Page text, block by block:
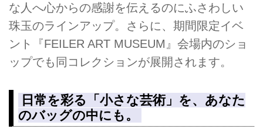
な人へ心からの感謝を伝えるのにふさわしい
珠玉のラインアップ。さらに、期間限定イベ
ント『FEILER ART MUSEUM』会場内のショ
ップでも同コレクションが展開されます。
日常を彩る「小さな芸術」を、あなた
のバッグの中にも。